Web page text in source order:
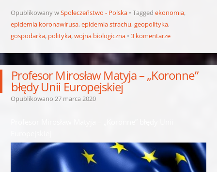
Opublikowany wSpołeczeństwo - Polska Tagged ekonomia,
epidemia koronawirusa,epidemia strachu,geopolityka,
gospodarka, polityka,wojna biologiczna 3 komentarze
Profesor Mirosław Matyja – „Koronne”
błędy Unii Europejskiej
Opublikowano 27 marca 2020